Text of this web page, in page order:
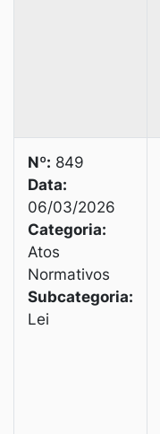
Nº: 849
Data:
06/03/2026
Categoria:
Atos
Normativos
Subcategoria:
Lei